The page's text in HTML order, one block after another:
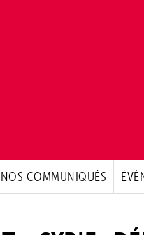
NOS COMMUNIQUÉS